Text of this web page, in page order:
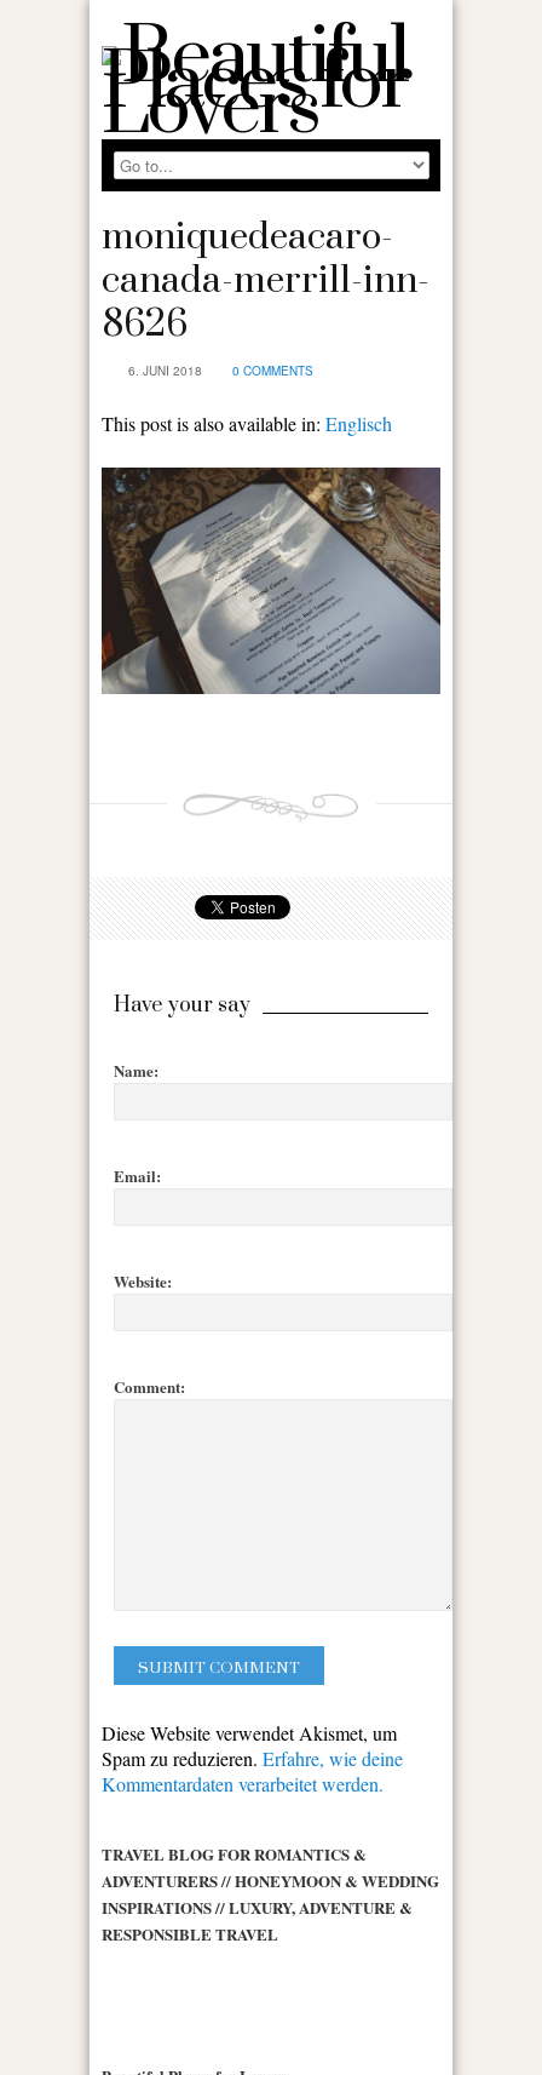
moniquedeacaro-
canada-merrill-inn-
8626
6. JUNI 2018 0 COMMENTS
This post is also available in: Englisch
Have your say
Name:
Email:
Website:
Comment:
Diese Website verwendet Akismet, um
Spam zu reduzieren. Erfahre, wie deine
Kommentardaten verarbeitet werden.
TRAVEL BLOG FOR ROMANTICS &
ADVENTURERS // HONEYMOON & WEDDING
INSPIRATIONS // LUXURY, ADVENTURE &
RESPONSIBLE TRAVEL